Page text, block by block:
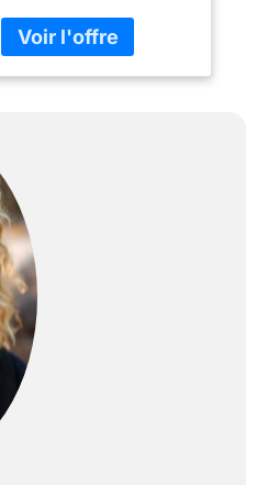
uniforme, pour des
aliments bien cuits et
savoureux. Brûleurs en
électronique - Allumez
votre barbecue en
appuyant simplement
sur un bouton. Grilles de
cuisson en fonte avec
revêtement en porcelaine
durable - Résistantes à la
rouille et faciles à
nettoyer. Jauge de
température sur le
couvercle - Contrôlez la